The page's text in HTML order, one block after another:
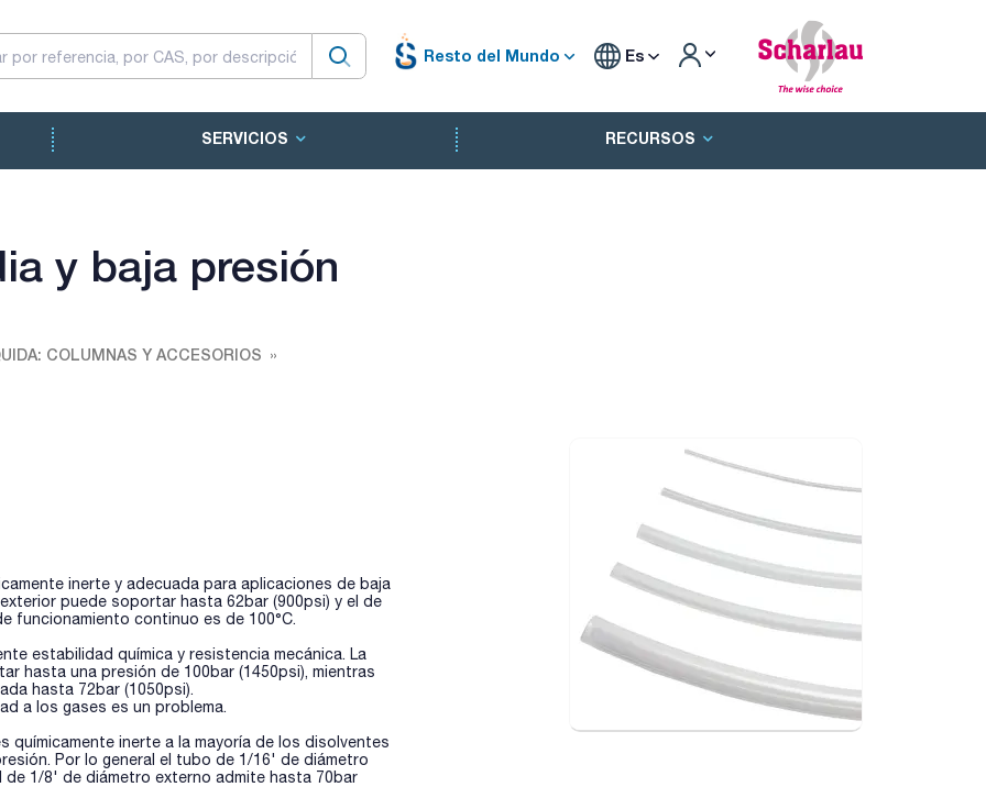
Resto del Mundo Es
SERVICIOS RECURSOS
y baja presión
COLUMNAS Y ACCESORIOS
inerte y adecuada para aplicaciones de baja
puede soportar hasta 62bar (900psi) y el de
funcionamiento continuo es de 100°C.
estabilidad química y resistencia mecánica. La
hasta una presión de 100bar (1450psi), mientras
hasta 72bar (1050psi).
a los gases es un problema.
químicamente inerte a la mayoría de los disolventes
Por lo general el tubo de 1/16' de diámetro
1/8' de diámetro externo admite hasta 70bar